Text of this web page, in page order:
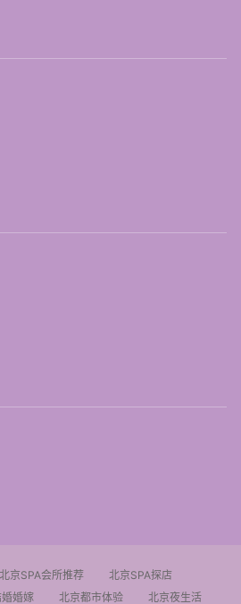
北京SPA会所推荐
北京SPA探店
婚嫁 北京都市体验 北京夜生活